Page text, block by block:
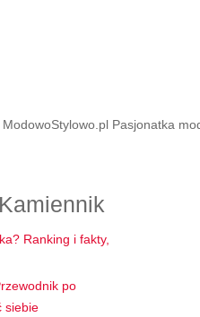
Pasjonatka
Ranking i fakty,
po
siebie